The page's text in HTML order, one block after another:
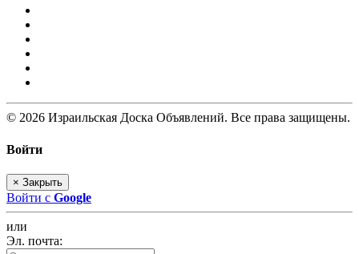
© 2026 Израильская Доска Объявлений. Все права защищены.
Войти
× Закрыть
Войти с Google
или
Эл. почта: